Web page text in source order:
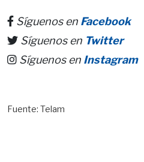
Síguenos en Facebook
Síguenos en Twitter
Síguenos en Instagram
Fuente: Telam